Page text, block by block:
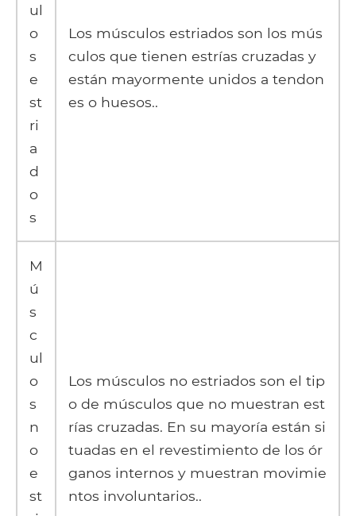
ul
o
s
e
st
ri
a
d
o
s
Los músculos estriados son los mús
culos que tienen estrías cruzadas y
están mayormente unidos a tendon
es o huesos..
M
ú
s
c
ul
o
s
n
o
e
st
Los músculos no estriados son el tip
o de músculos que no muestran est
rías cruzadas. En su mayoría están si
tuadas en el revestimiento de los ór
ganos internos y muestran movimie
ntos involuntarios..